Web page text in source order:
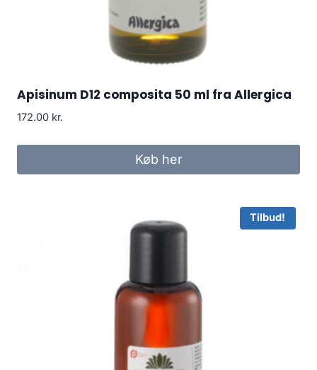
Apisinum D12 composita 50 ml fra Allergica
172.00 kr.
Køb her
Tilbud!